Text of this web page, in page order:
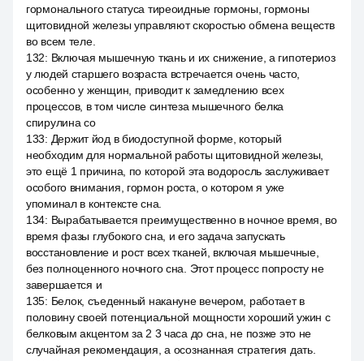
гормонального статуса тиреоидные гормоны, гормоны
щитовидной железы управляют скоростью обмена веществ
во всем теле.
132: Включая мышечную ткань и их снижение, а гипотериоз
у людей старшего возраста встречается очень часто,
особенно у женщин, приводит к замедлению всех
процессов, в том числе синтеза мышечного белка
спирулина со
133: Держит йод в биодоступной форме, который
необходим для нормальной работы щитовидной железы,
это ещё 1 причина, по которой эта водоросль заслуживает
особого внимания, гормон роста, о котором я уже
упоминал в контексте сна.
134: Вырабатывается преимущественно в ночное время, во
время фазы глубокого сна, и его задача запускать
восстановление и рост всех тканей, включая мышечные,
без полноценного ночного сна. Этот процесс попросту не
завершается и
135: Белок, съеденный накануне вечером, работает в
половину своей потенциальной мощности хороший ужин с
белковым акцентом за 2 3 часа до сна, не позже это не
случайная рекомендация, а осознанная стратегия дать.